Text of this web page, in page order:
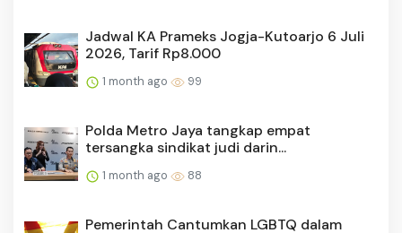
Jadwal KA Prameks Jogja-Kutoarjo 6 Juli
2026, Tarif Rp8.000
1 month ago 99
Polda Metro Jaya tangkap empat
tersangka sindikat judi darin...
1 month ago 88
Pemerintah Cantumkan LGBTQ dalam